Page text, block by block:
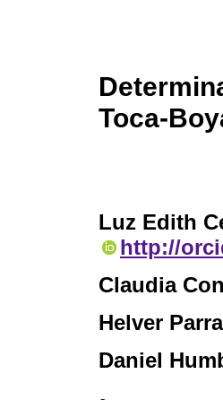
Toca-
Luz Edith
http://
Claudia
Helver
Daniel